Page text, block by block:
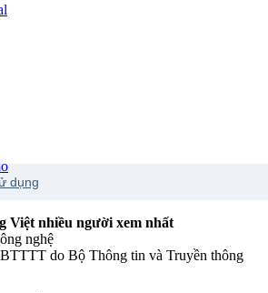
dụng
Việt nhiều người xem nhất
nghệ
do Bộ Thông tin và Truyền thông